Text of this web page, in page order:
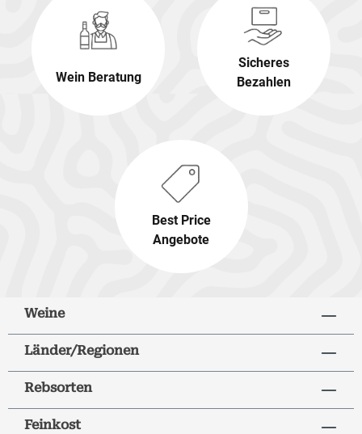
Wein Beratung
Sicheres
Bezahlen
Best Price
Angebote
Weine
Länder/Regionen
Rebsorten
Feinkost